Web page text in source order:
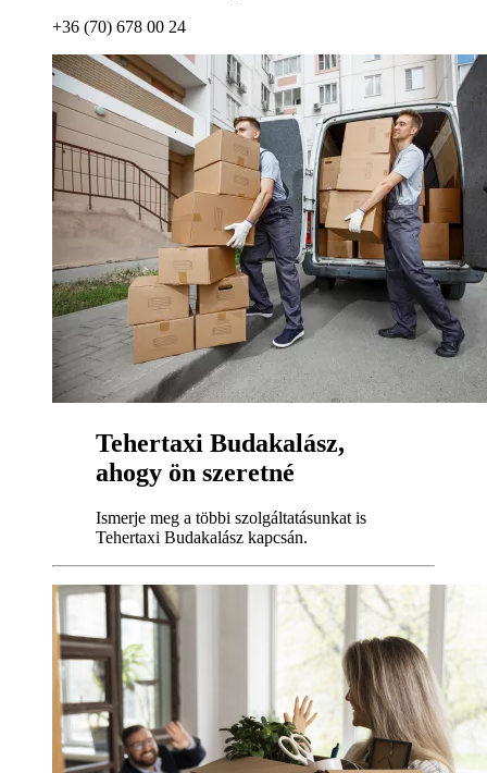
+36 (70) 678 00 24
Tehertaxi Budakalász,
ahogy ön szeretné
Ismerje meg a többi szolgáltatásunkat is
Tehertaxi Budakalász kapcsán.